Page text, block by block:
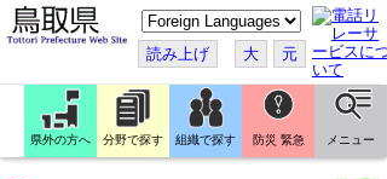
こ
の
ペ
ー
ジ
翻
訳
す
読み上げ 大 元
県外の方へ 分野で探す 組織で探す 防災 緊急 メニュー